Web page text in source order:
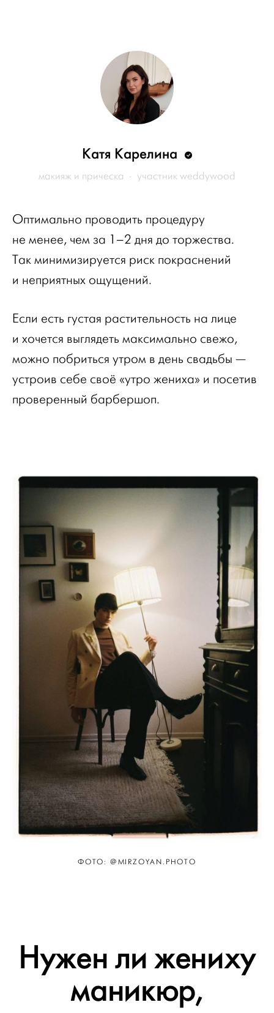
Катя Карелина
макияж и прическа · участник weddywood
Оптимально проводить процедуру
не менее, чем за 1–2 дня до торжества.
Так минимизируется риск покраснений
и неприятных ощущений.
Если есть густая растительность на лице
и хочется выглядеть максимально свежо,
можно побриться утром в день свадьбы —
устроив себе своё «утро жениха» и посетив
проверенный барбершоп.
ФОТО: @MIRZOYAN.PHOTO
Нужен ли жениху
маникюр,